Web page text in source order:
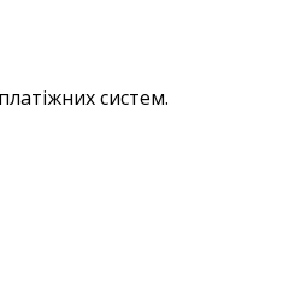
систем.